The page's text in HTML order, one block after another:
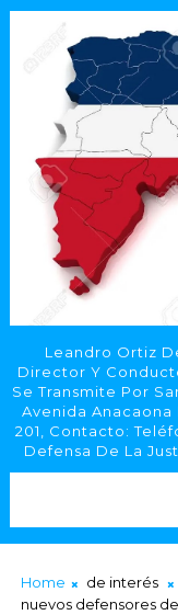
Leandro Ortiz
Director Y
Se Transmite Por
Avenida
201, Contacto:
Defensa De La
Home de interés
nuevos defensores